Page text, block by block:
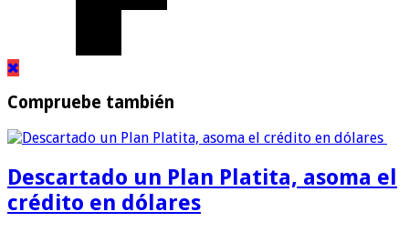
Compruebe también
Descartado un Plan Platita, asoma el
crédito en dólares